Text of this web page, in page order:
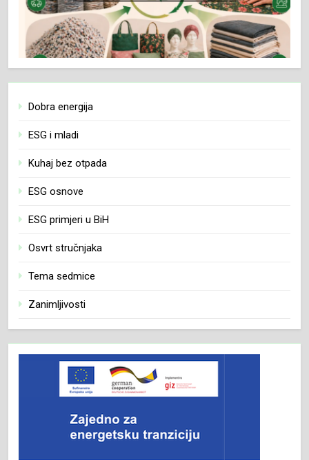
Dobra energija
ESG i mladi
Kuhaj bez otpada
ESG osnove
ESG primjeri u BiH
Osvrt stručnjaka
Tema sedmice
Zanimljivosti